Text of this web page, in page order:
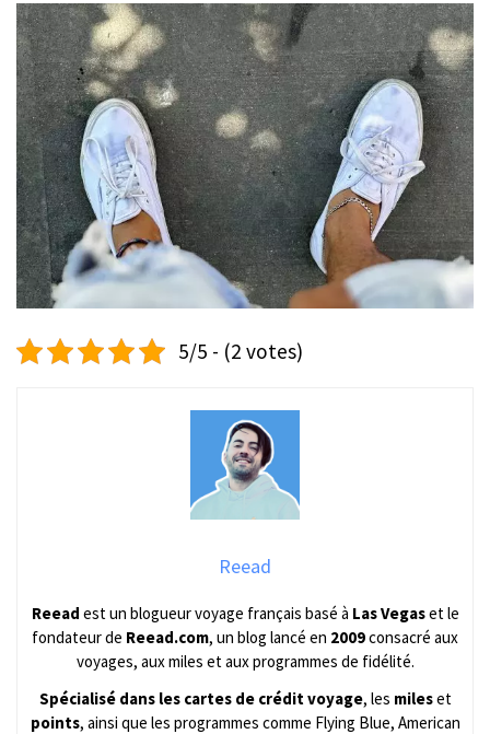
5/5 - (2 votes)
Reead
Reead est un blogueur voyage français basé à Las Vegaset le
fondateur de Reead.com, un blog lancé en 2009consacré aux
voyages, aux miles et aux programmes de fidélité.
Spécialisé dans les cartes de crédit voyage, les mileset
points, ainsi que les programmes comme Flying Blue, American